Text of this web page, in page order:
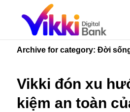
Archive for category: Đời
Vikki đón xu
kiệm an toàn